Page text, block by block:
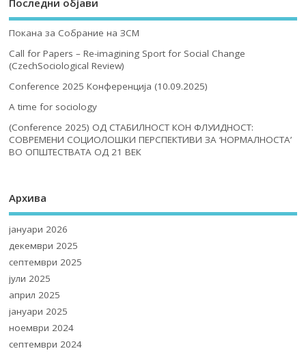
Последни објави
Покана за Собрание на ЗСМ
Call for Papers – Re-imagining Sport for Social Change
(CzechSociological Review)
Conference 2025 Конференција (10.09.2025)
A time for sociology
(Conference 2025) ОД СТАБИЛНОСТ КОН ФЛУИДНОСТ:
СОВРЕМЕНИ СОЦИОЛОШКИ ПЕРСПЕКТИВИ ЗА ‘НОРМАЛНОСТА’
ВО ОПШТЕСТВАТА ОД 21 ВЕК
Архива
јануари 2026
декември 2025
септември 2025
јули 2025
април 2025
јануари 2025
ноември 2024
септември 2024